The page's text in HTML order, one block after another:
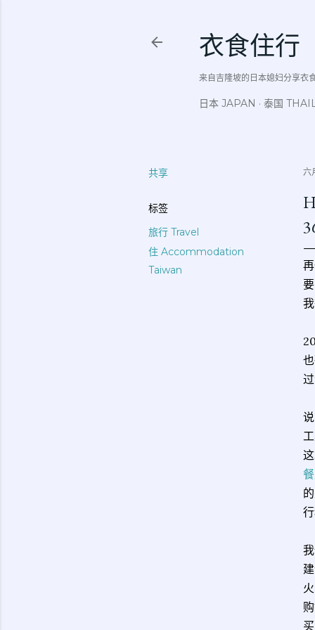
衣食住行
来自吉隆坡的日本媳妇分享
日本 JAPAN 泰国
共享
标签
旅行 Travel
住 Accommodation
Taiwan
六